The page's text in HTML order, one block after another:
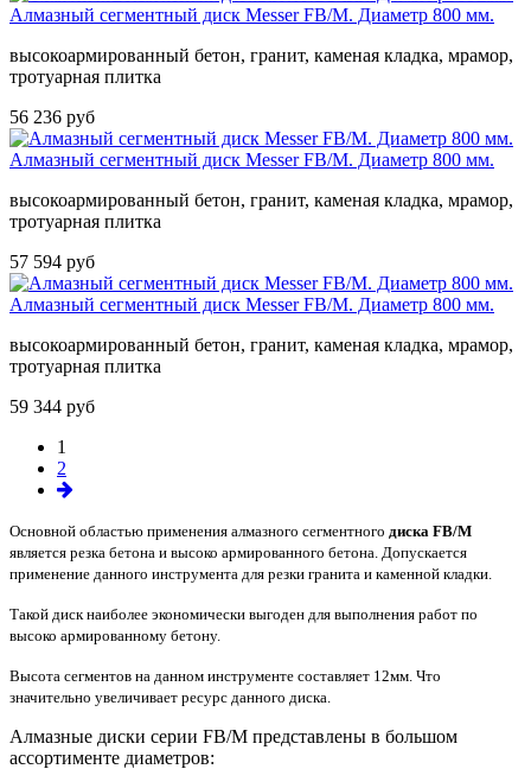
Алмазный сегментный диск Messer FB/M. Диаметр 800 мм.
высокоармированный бетон, гранит, каменая кладка, мрамор,
тротуарная плитка
56 236 руб
Алмазный сегментный диск Messer FB/M. Диаметр 800 мм.
высокоармированный бетон, гранит, каменая кладка, мрамор,
тротуарная плитка
57 594 руб
Алмазный сегментный диск Messer FB/M. Диаметр 800 мм.
высокоармированный бетон, гранит, каменая кладка, мрамор,
тротуарная плитка
59 344 руб
1
2
Основной областью применения алмазного сегментного диска FB/M
является резка бетона и высоко армированного бетона. Допускается
применение данного инструмента для резки гранита и каменной кладки.
Такой диск наиболее экономически выгоден для выполнения работ по
высоко армированному бетону.
Высота сегментов на данном инструменте составляет 12мм. Что
значительно увеличивает ресурс данного диска.
Алмазные диски серии FB/M представлены в большом
ассортименте диаметров: